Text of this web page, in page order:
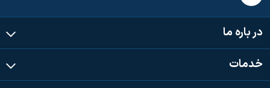
در باره ما
خدمات